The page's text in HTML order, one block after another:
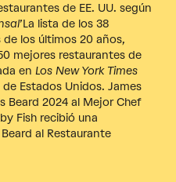
de EE. UU. según
’La lista de los 38
los últimos 20 años,
mejores restaurantes de
en Los New York Times
Estados Unidos. James
Beard 2024 al Mejor Chef
Fish recibió una
al Restaurante